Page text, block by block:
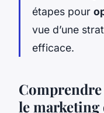
étapes pour
vue d’une
efficace.
le